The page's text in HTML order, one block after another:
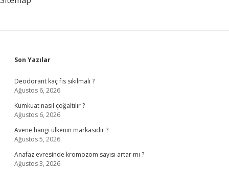
Sidebar
Son Yazılar
Deodorant kaç fıs sıkılmalı ?
Ağustos 6, 2026
Kumkuat nasıl çoğaltılır ?
Ağustos 6, 2026
Avene hangi ülkenin markasıdır ?
Ağustos 5, 2026
Anafaz evresinde kromozom sayısı artar mı ?
Ağustos 3, 2026